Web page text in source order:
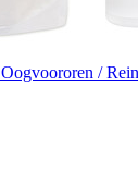
Oogvoororen /